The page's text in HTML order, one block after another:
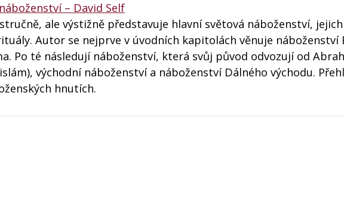
– David Self
ale výstižně představuje hlavní světová náboženství,
Autor se nejprve v úvodních kapitolách věnuje náboženství
Po té následují náboženství, která svůj původ odvozují od
východní náboženství a náboženství Dálného východu.
hnutích.